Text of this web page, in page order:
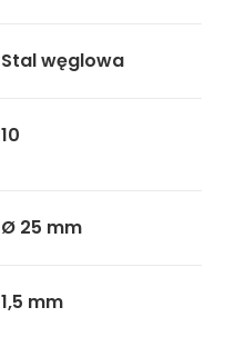
Stal węglowa
10
Ø 25 mm
1,5 mm